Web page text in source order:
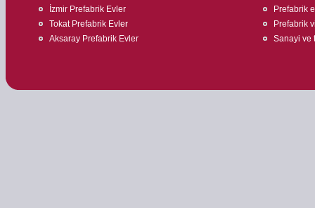
İzmir Prefabrik Evler
Tokat Prefabrik Evler
Aksaray Prefabrik Evler
Prefabrik
Prefabrik
Sanayi ve